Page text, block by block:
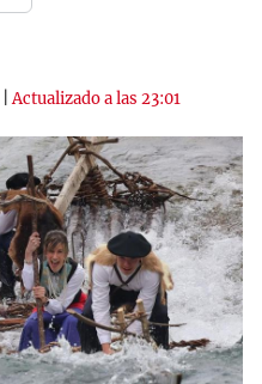
|Actualizado a las 23:01